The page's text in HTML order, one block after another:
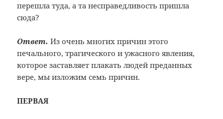
перешла туда, а та несправедливость пришла
сюда?
Ответ.Из очень многих причин этого
печального, трагического и ужасного явления,
которое заставляет плакать людей преданных
вере, мы изложим семь причин.
ПЕРВАЯ